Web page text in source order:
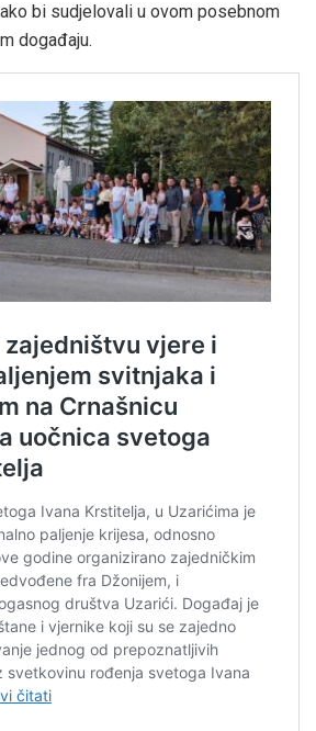
bi sudjelovali u ovom posebnom
događaju.